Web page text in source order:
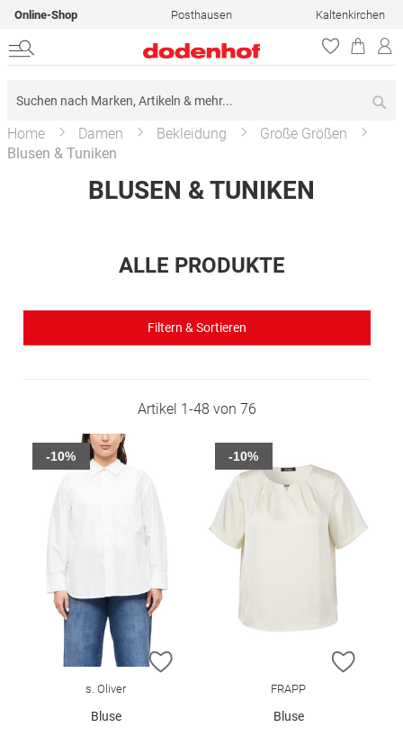
Online-Shop Posthausen Kaltenkirchen
Home Damen Bekleidung
Große Größen
Blusen & Tuniken
BLUSEN & TUNIKEN
ALLE PRODUKTE
Filtern & Sortieren
Artikel 1-48 von 76
ZUR WUNSCHLISTE HINZUFÜGEN
s. Oliver
Bluse
-10%
ZUR
FRAPP
Bluse
-10%